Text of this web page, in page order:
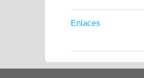
Enlaces